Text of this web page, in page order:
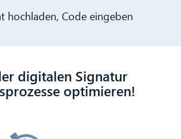
hochladen, Code eingeben
digitalen Signatur
optimieren!